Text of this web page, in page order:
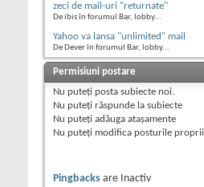
zeci de mail-uri "returnate"
De ibis în forumul Bar, lobby...
Yahoo va lansa "unlimited" mail
De Dever în forumul Bar, lobby...
Permisiuni postare
Nu puteţi posta subiecte noi.
Nu puteţi răspunde la subiecte
Nu puteţi adăuga ataşamente
Nu puteţi modifica posturile proprii
Pingbacks are
Inactiv